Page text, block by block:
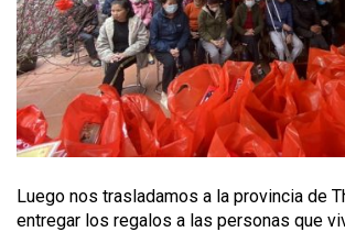
Luego nos trasladamos a la provincia de
entregar los regalos a las personas que